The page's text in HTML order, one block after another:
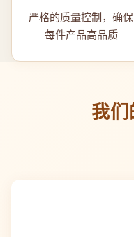
严格的质量控制，确保
每件产品高品质
我们